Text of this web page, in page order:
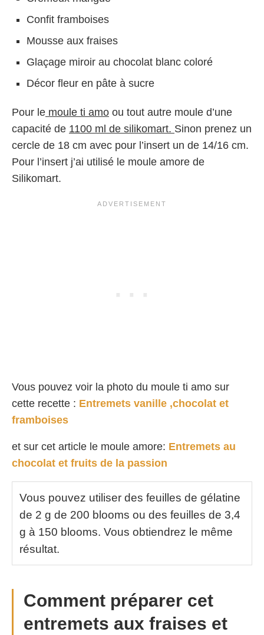
Confit framboises
Mousse aux fraises
Glaçage miroir au chocolat blanc coloré
Décor fleur en pâte à sucre
Pour le moule ti amo ou tout autre moule d’une
capacité de 1100 ml de silikomart. Sinon prenez un
cercle de 18 cm avec pour l’insert un de 14/16 cm.
Pour l’insert j’ai utilisé le moule amore de
Silikomart.
Vous pouvez voir la photo du moule ti amo sur
cette recette : Entremets vanille ,chocolat et
framboises
et sur cet article le moule amore: Entremets au
chocolat et fruits de la passion
Vous pouvez utiliser des feuilles de gélatine
de 2 g de 200 blooms ou des feuilles de 3,4
g à 150 blooms. Vous obtiendrez le même
résultat.
Comment préparer cet
entremets aux fraises et